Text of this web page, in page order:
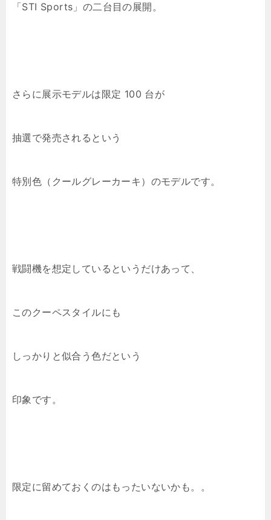
「STI Sports」の二台目の展開。
さらに展示モデルは限定 100 台が
抽選で発売されるという
特別色（クールグレーカーキ）のモデルです。
戦闘機を想定しているというだけあって、
このクーペスタイルにも
しっかりと似合う色だという
印象です。
限定に留めておくのはもったいないかも。。